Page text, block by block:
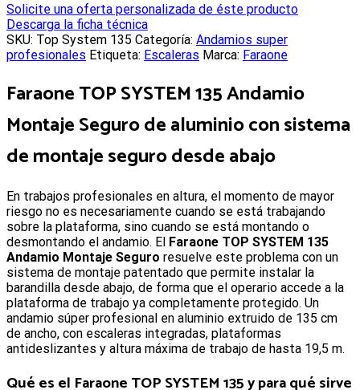
Solicite una oferta personalizada de éste producto
Descarga la ficha técnica
SKU: Top System 135 Categoría: Andamios super
profesionales Etiqueta: Escaleras Marca: Faraone
Faraone TOP SYSTEM 135 Andamio
Montaje Segurode aluminio con sistema
de montaje seguro desde abajo
En trabajos profesionales en altura, el momento de mayor
riesgo no es necesariamente cuando se está trabajando
sobre la plataforma, sino cuando se está montando o
desmontando el andamio. El Faraone TOP SYSTEM 135
Andamio Montaje Seguro resuelve este problema con un
sistema de montaje patentado que permite instalar la
barandilla desde abajo, de forma que el operario accede a la
plataforma de trabajo ya completamente protegido. Un
andamio súper profesional en aluminio extruido de 135 cm
de ancho, con escaleras integradas, plataformas
antideslizantes y altura máxima de trabajo de hasta 19,5 m.
Qué es el Faraone TOP SYSTEM 135 y para qué sirve